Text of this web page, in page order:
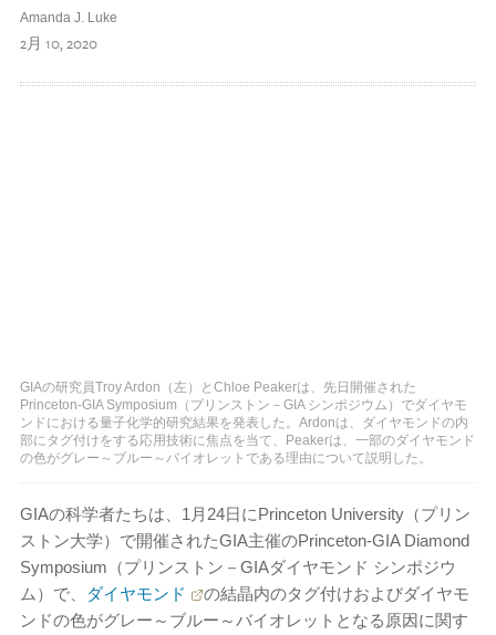
Amanda J. Luke
2月 10, 2020
GIAの研究員Troy Ardon（左）とChloe Peakerは、先日開催された
Princeton-GIA Symposium（プリンストン－GIA シンポジウム）でダイヤモ
ンドにおける量子化学的研究結果を発表した。Ardonは、ダイヤモンドの内
部にタグ付けをする応用技術に焦点を当て、Peakerは、一部のダイヤモンド
の色がグレー～ブルー～バイオレットである理由について説明した。
GIAの科学者たちは、1月24日にPrinceton University（プリン
ストン大学）で開催されたGIA主催のPrinceton-GIA Diamond
Symposium（プリンストン－GIAダイヤモンド シンポジウ
ム）で、
ダイヤモンド
の結晶内のタグ付けおよびダイヤモ
ンドの色がグレー～ブルー～バイオレットとなる原因に関す